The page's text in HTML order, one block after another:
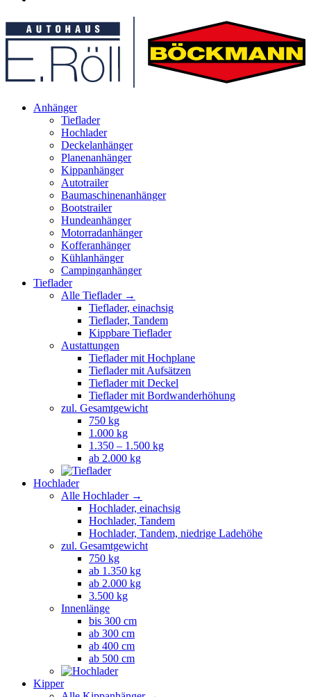
Anhänger
Tieflader
Hochlader
Deckelanhänger
Planenanhänger
Kippanhänger
Autotrailer
Baumaschinenanhänger
Bootstrailer
Hundeanhänger
Motorradanhänger
Kofferanhänger
Kühlanhänger
Campinganhänger
Tieflader
Alle Tieflader →
Tieflader, einachsig
Tieflader, Tandem
Kippbare Tieflader
Austattungen
Tieflader mit Hochplane
Tieflader mit Aufsätzen
Tieflader mit Deckel
Tieflader mit Bordwanderhöhung
zul. Gesamtgewicht
750 kg
1.000 kg
1.350 – 1.500 kg
ab 2.000 kg
Hochlader
Alle Hochlader →
Hochlader, einachsig
Hochlader, Tandem
Hochlader, Tandem, niedrige Ladehöhe
zul. Gesamtgewicht
750 kg
ab 1.350 kg
ab 2.000 kg
3.500 kg
Innenlänge
bis 300 cm
ab 300 cm
ab 400 cm
ab 500 cm
Kipper